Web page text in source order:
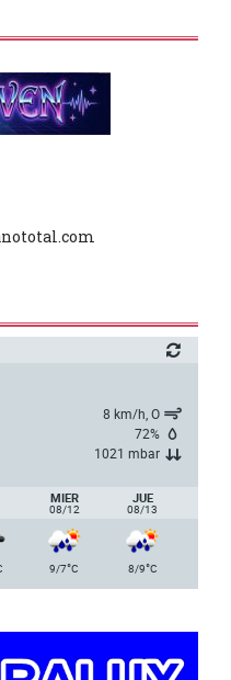
8 km/h, O
72%
1021 mbar
MIER
08/12
JUE
08/13
9/7°C 8/9°C